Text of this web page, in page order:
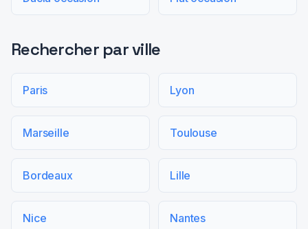
Rechercher par ville
Paris Lyon
Marseille Toulouse
Bordeaux Lille
Nice Nantes